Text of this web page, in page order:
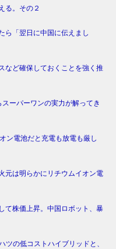
る。その２
ら「翌日に中国に伝えまし
など確保しておくことを強く推
ーパーワンの実力が解ってき
ン電池だと充電も放電も厳し
元は明らかにリチウムイオン電
て株価上昇。中国ロボット、暴
ツの低コストハイブリッドと、